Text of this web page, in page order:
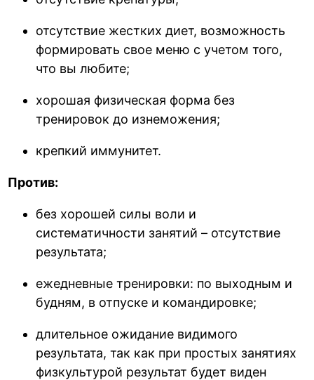
отсутствие жестких диет, возможность
формировать свое меню с учетом того,
что вы любите;
хорошая физическая форма без
тренировок до изнеможения;
крепкий иммунитет.
Против:
без хорошей силы воли и
систематичности занятий – отсутствие
результата;
ежедневные тренировки: по выходным и
будням, в отпуске и командировке;
длительное ожидание видимого
результата, так как при простых занятиях
физкультурой результат будет виден